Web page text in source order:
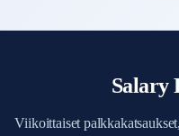
Salary
Viikoittaiset